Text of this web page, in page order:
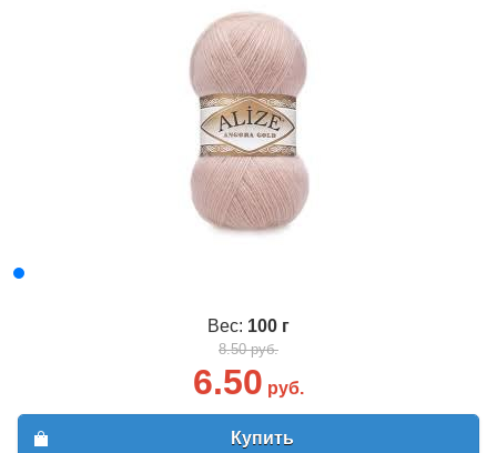
Вес: 100 г
8.50 руб.
6.50 руб.
Купить